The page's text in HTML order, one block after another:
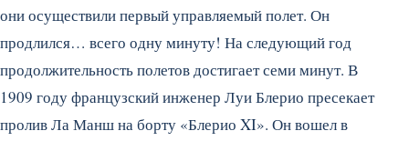
они осуществили первый управляемый полет. Он
продлился… всего одну минуту! На следующий год
продолжительность полетов достигает семи минут. В
1909 году французский инженер Луи Блерио пресекает
пролив Ла Манш на борту «Блерио XI». Он вошел в